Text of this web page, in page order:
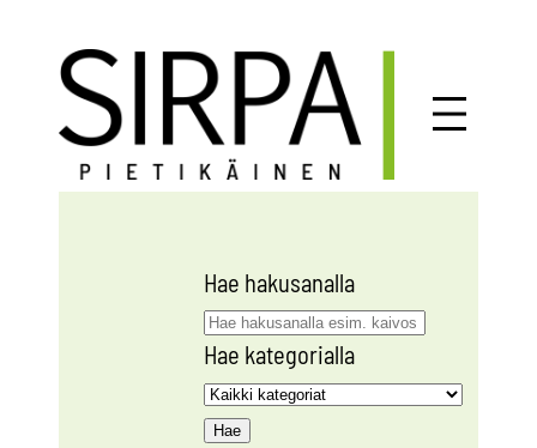
sisältöön
Hae hakusanalla
Hae kategorialla